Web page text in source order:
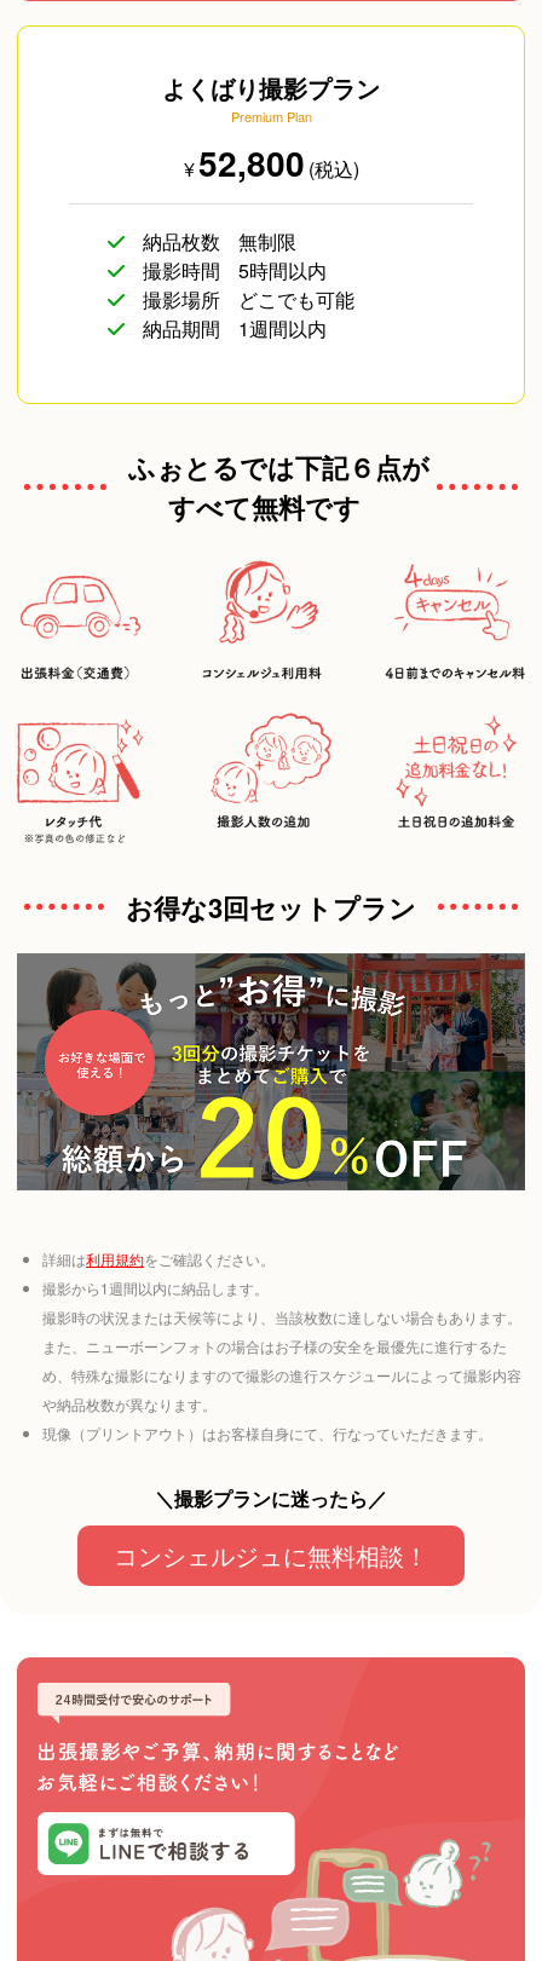
よくばり撮影プラン
Premium Plan
¥52,800 (税込)
納品枚数
無制限
撮影時間
5時間以内
撮影場所
どこでも可能
納品期間
1週間以内
ふぉとるでは下記６点が
すべて無料です
お得な3回セットプラン
詳細は利用規約をご確認ください。
撮影から1週間以内に納品します。
撮影時の状況または天候等により、当該枚数に達しない場合もあります。
また、ニューボーンフォトの場合はお子様の安全を最優先に進行するた
め、特殊な撮影になりますので撮影の進行スケジュールによって撮影内容
や納品枚数が異なります。
現像（プリントアウト）はお客様自身にて、行なっていただきます。
＼撮影プランに迷ったら／
コンシェルジュに無料相談！